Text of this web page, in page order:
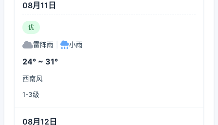
08月11日
优
雷阵雨 小雨
24° ~ 31°
西南风
1-3级
08月12日